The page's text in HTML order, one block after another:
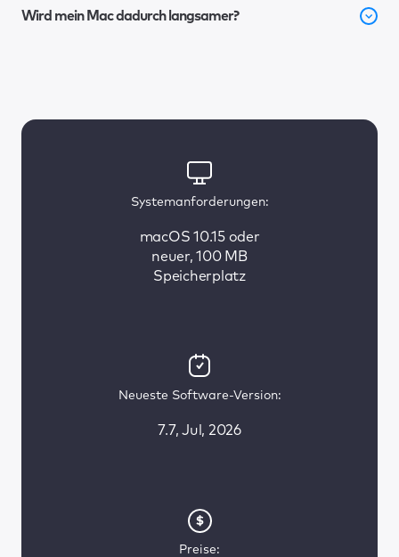
Wird mein Mac dadurch langsamer?
Systemanforderungen:
macOS 10.15 oder
neuer, 100 MB
Speicherplatz
Neueste Software-Version:
7.7, Jul, 2026
Preise: